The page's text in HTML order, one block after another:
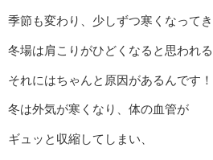
季節も変わり、少しずつ寒くなって
冬場は肩こりがひどくなると思われ
それにはちゃんと原因があるんです！
冬は外気が寒くなり、体の血管が
ギュッと収縮してしまい、